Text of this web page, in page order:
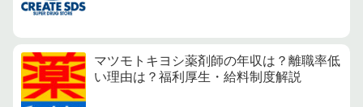
マツモトキヨシ薬剤師の年収は？離職率低
い理由は？福利厚生・給料制度解説